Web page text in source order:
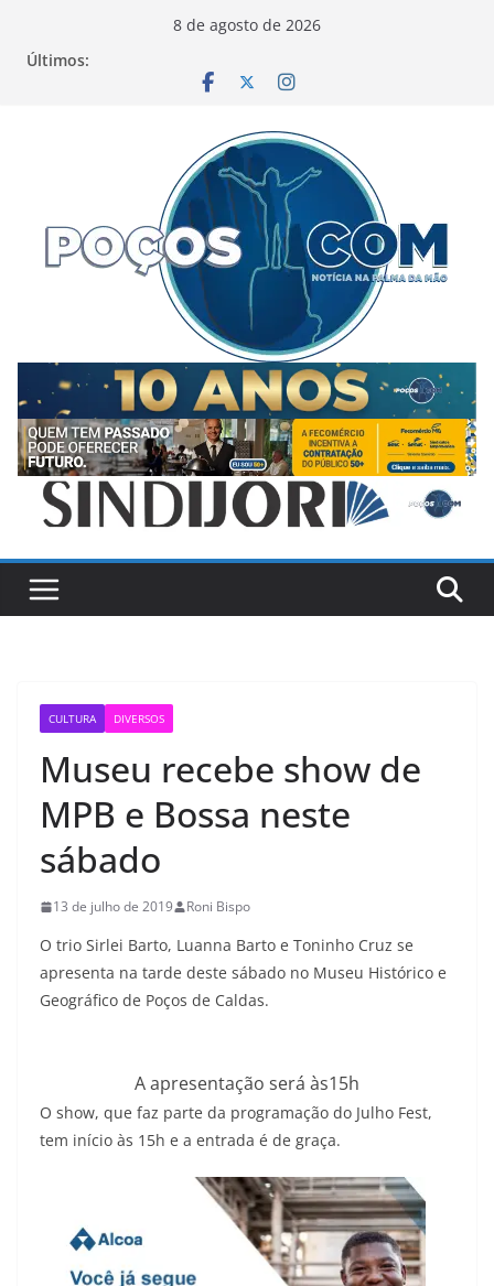
8 de agosto de 2026
Últimos:
CULTURA DIVERSOS
Museu recebe show de
MPB e Bossa neste
sábado
13 de julho de 2019 Roni Bispo
O trio Sirlei Barto, Luanna Barto e Toninho Cruz se
apresenta na tarde deste sábado no Museu Histórico e
Geográfico de Poços de Caldas.
A apresentação será às15h
O show, que faz parte da programação do Julho Fest,
tem início às 15h e a entrada é de graça.